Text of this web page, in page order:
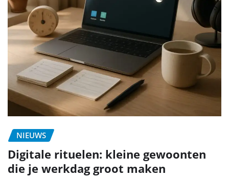
NIEUWS
Digitale rituelen: kleine gewoonten
die je werkdag groot maken